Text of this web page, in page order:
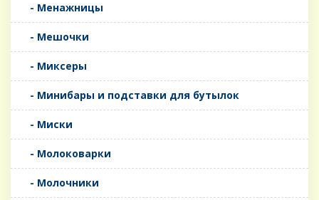
- Менажницы
- Мешочки
- Миксеры
- Минибары и подставки для бутылок
- Миски
- Молоковарки
- Молочники